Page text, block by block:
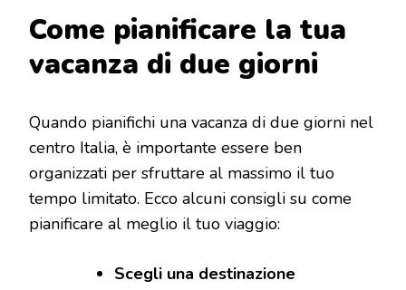
Come pianificare la tua
vacanza di due giorni
Quando pianifichi una vacanza di due giorni nel
centro Italia, è importante essere ben
organizzati per sfruttare al massimo il tuo
tempo limitato. Ecco alcuni consigli su come
pianificare al meglio il tuo viaggio:
Scegli una destinazione